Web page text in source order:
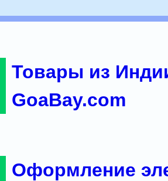
Товары из
GoaBay.com
Оформление